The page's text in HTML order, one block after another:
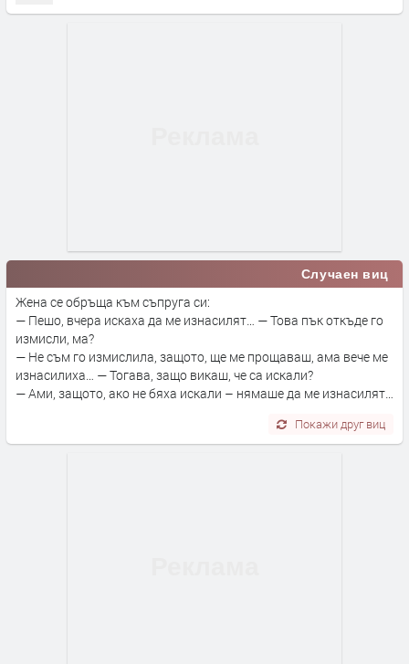
Случаен виц
Жена се обръща към съпруга си:
— Пешо, вчера искаха да ме изнасилят… — Това пък откъде го
измисли, ма?
— Не съм го измислила, защото, ще ме прощаваш, ама вече ме
изнасилиха… — Тогава, защо викаш, че са искали?
— Ами, защото, ако не бяха искали – нямаше да ме изнасилят…
Покажи друг виц